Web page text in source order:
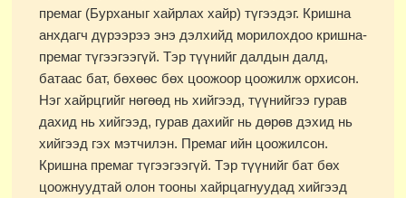
премаг (Бурханыг хайрлах хайр) түгээдэг. Кришна
анхдагч дүрээрээ энэ дэлхийд морилохдоо кришна-
премаг түгээгээгүй. Тэр түүнийг далдын далд,
батаас бат, бөхөөс бөх цоожоор цоожилж орхисон.
Нэг хайрцгийг нөгөөд нь хийгээд, түүнийгээ гурав
дахид нь хийгээд, гурав дахийг нь дөрөв дэхид нь
хийгээд гэх мэтчилэн. Премаг ийн цоожилсон.
Кришна премаг түгээгээгүй. Тэр түүнийг бат бөх
цоожнуудтай олон тооны хайрцагнуудад хийгээд